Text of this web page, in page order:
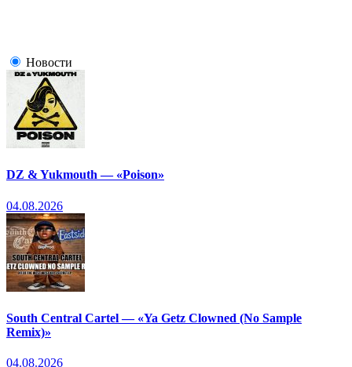
Новости
DZ & Yukmouth — «Poison»
04.08.2026
South Central Cartel — «Ya Getz Clowned (No Sample
Remix)»
04.08.2026